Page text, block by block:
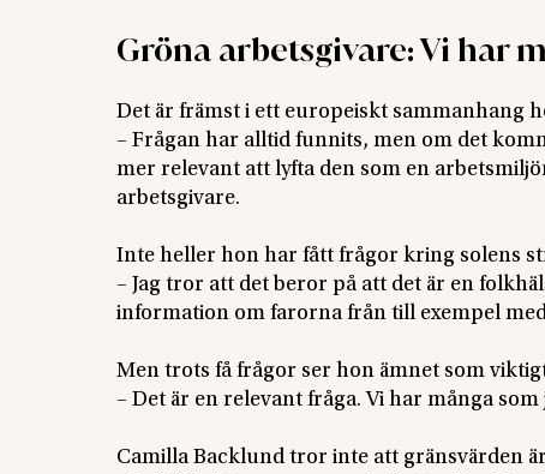
Gröna arbetsgivare: Vi har
Det är främst i ett europeiskt sammanhang
– Frågan har alltid funnits, men om det
mer relevant att lyfta den som en
arbetsgivare.
Inte heller hon har fått frågor kring solens
– Jag tror att det beror på att det är en
information om farorna från till exempel
Men trots få frågor ser hon ämnet som
– Det är en relevant fråga. Vi har många
Camilla Backlund tror inte att gränsvärden